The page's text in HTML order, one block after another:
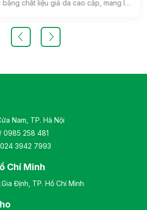
chất liệu giả da cao cấp, mang lại
thẩm mỹ.( Sản phẩm nhập khẩu )
Chất liệu: Ghế lãnh đạo cao cấp có
Nam, TP. Hà Nội
/ 0985 258 481
3942 7993
Chí Minh
Định, TP. Hồ Chí Minh